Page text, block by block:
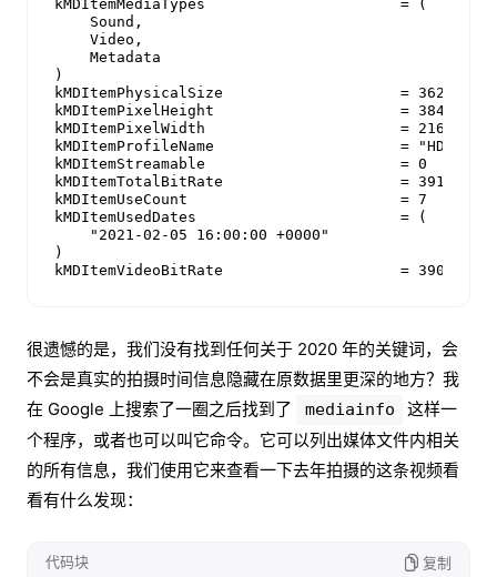
kMDItemMediaTypes                      = (
    Sound,
    Video,
    Metadata
)
kMDItemPhysicalSize                    = 36261888
kMDItemPixelHeight                     = 3840
kMDItemPixelWidth                      = 2160
kMDItemProfileName                     = "HD (1-
kMDItemStreamable                      = 0
kMDItemTotalBitRate                    = 39185
kMDItemUseCount                        = 7
kMDItemUsedDates                       = (
    "2021-02-05 16:00:00 +0000"
)
kMDItemVideoBitRate                    = 39087
很遗憾的是，我们没有找到任何关于 2020 年的关键词，会
不会是真实的拍摄时间信息隐藏在原数据里更深的地方？我
在 Google 上搜索了一圈之后找到了
mediainfo
这样一
个程序，或者也可以叫它命令。它可以列出媒体文件内相关
的所有信息，我们使用它来查看一下去年拍摄的这条视频看
看有什么发现：
代码块 复制